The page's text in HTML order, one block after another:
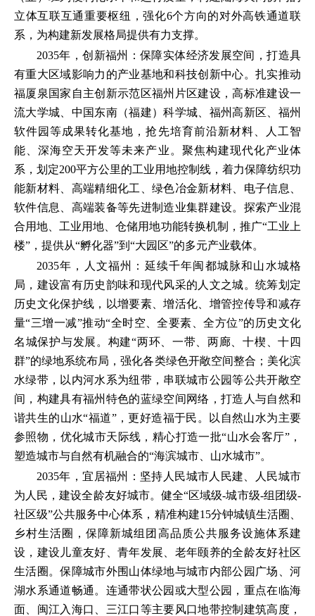
立体互联互通重要枢纽，强化6个方向的对外高铁通道联
系，为构建新发展格局提供有力支撑。
2035年，创新福州：保障实体经济发展空间，打造具
有重大区域影响力的产业基地和科技创新中心。扎实推动
福厦泉国家自主创新示范区福州片区建设，高标准建设一
流大学城、中国东南（福建）科学城、福州高新区、福州
软件园等成果转化基地，抢先培育前沿新材料、人工智
能、深海空天开发等未来产业。聚焦构建现代化产业体
系，划定200平方公里的工业用地控制线，着力保障纺织功
能新材料、高端精细化工、绿色冶金新材料、电子信息、
软件信息、高端装备等先进制造业集群建设。探索产业混
合用地、工业用地、仓储用地功能转换机制，推广“工业上
楼”，提供从“孵化器”到“大园区”的多元产业载体。
2035年，人文福州：延续千年闽都城脉和山水城格
局，建设富有历史韵味和现代风采的人文之城。统筹划定
历史文化保护线，以增要素、增活化、增管控传导和减存
量“三增一减”推动“全时空、全要素、全方位”的历史文化
名城保护与发展。构建“两环、一带、两廊、十楔、十四
群”的绿地系统布局，强化各类绿色开敞空间整合；美化滨
水绿带，以内河水系为纽带，串联城市公园等公共开敞空
间，构建具有福州特色的蓝绿空间网络，打造人与自然和
谐共生的山水“福道”，更好造福于民。以自然山水为主要
参照物，优化城市天际线，精心打造一批“山水会客厅”，
塑造城市与自然有机融合的“海滨城市、山水城市”。
2035年，宜居福州：坚持人民城市人民建、人民城市
为人民，建设全龄友好城市。健全“区域级-城市级-组团级-
社区级”公共服务中心体系，精准构建15分钟城镇生活圈、
乡村生活圈，保障新城组团高品质公共服务设施体系建
设，建设儿童友好、青年发展、老年颐养的全龄友好社区
生活圈。保障城市外围山体绿地与城市内部公园广场、河
湖水系通道畅通。连通带状公园或大型公园，重点在临海
面、闽江入海口、三江口等主要风口地带控制建筑高度，